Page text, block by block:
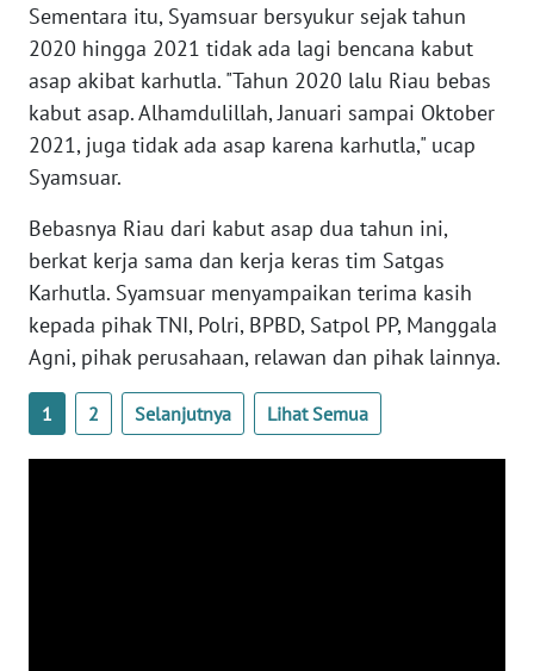
Sementara itu, Syamsuar bersyukur sejak tahun
2020 hingga 2021 tidak ada lagi bencana kabut
asap akibat karhutla. "Tahun 2020 lalu Riau bebas
kabut asap. Alhamdulillah, Januari sampai Oktober
2021, juga tidak ada asap karena karhutla," ucap
Syamsuar.
Bebasnya Riau dari kabut asap dua tahun ini,
berkat kerja sama dan kerja keras tim Satgas
Karhutla. Syamsuar menyampaikan terima kasih
kepada pihak TNI, Polri, BPBD, Satpol PP, Manggala
Agni, pihak perusahaan, relawan dan pihak lainnya.
1 2 Selanjutnya Lihat Semua
WN
RIAU
SERAMBI
WN
SULTRA
WN
NTB